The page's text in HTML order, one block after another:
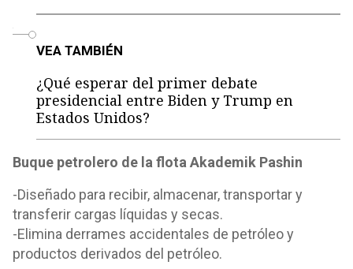
VEA TAMBIÉN
¿Qué esperar del primer debate
presidencial entre Biden y Trump en
Estados Unidos?
Buque petrolero de la flota Akademik Pashin
-Diseñado para recibir, almacenar, transportar y
transferir cargas líquidas y secas.
-Elimina derrames accidentales de petróleo y
productos derivados del petróleo.